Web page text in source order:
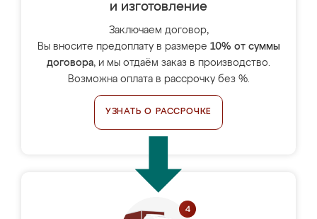
и изготовление
Заключаем договор,
Вы вносите предоплату в размере 10% от суммы
договора, и мы отдаём заказ в производство.
Возможна оплата в рассрочку без %.
УЗНАТЬ О РАССРОЧКЕ